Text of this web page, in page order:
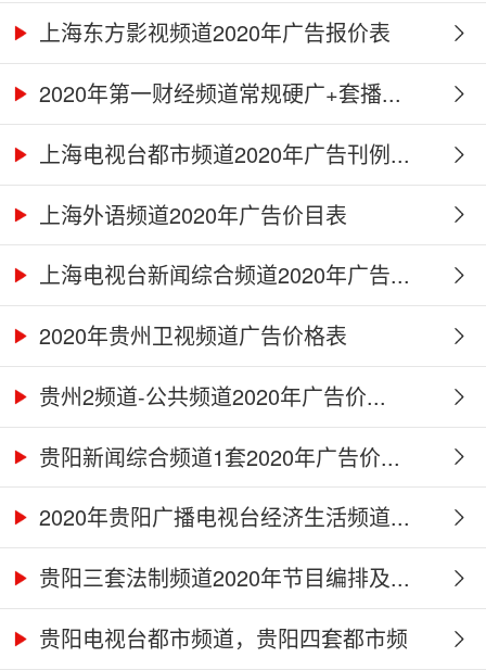
上海东方影视频道2020年广告报价表
2020年第一财经频道常规硬广+套播...
上海电视台都市频道2020年广告刊例...
上海外语频道2020年广告价目表
上海电视台新闻综合频道2020年广告...
2020年贵州卫视频道广告价格表
贵州2频道-公共频道2020年广告价...
贵阳新闻综合频道1套2020年广告价...
2020年贵阳广播电视台经济生活频道...
贵阳三套法制频道2020年节目编排及...
贵阳电视台都市频道，贵阳四套都市频